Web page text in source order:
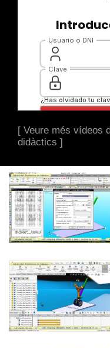
[ Veure més vídeos
didàctics ]